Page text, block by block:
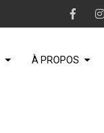
À PROPOS